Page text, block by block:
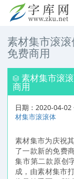
素材集市滚
免费商用
素材集市滚
商用
日期：2020-04-02
材集市滚滚体
素材集市为庆祝
了一款新的免费
集市第二款原创
成，由素材集市